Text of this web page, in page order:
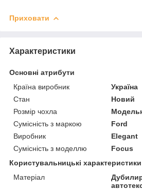
Приховати
Характеристики
Основні атрибути
Країна виробник
Україна
Стан
Новий
Розмір чохла
Сумісність з маркою
Ford
Виробник
Elegant
Сумісність з моделлю
Focus
Користувальницькі характеристики
Матеріал